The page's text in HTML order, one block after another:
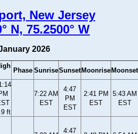
New Jersey
N, 75.2500° W
2026
Phase SunriseSunset Moonrise Moonset
ft
7:22 AM
EST
4:47
PM
EST
2:41 PM
EST
5:43 AM
EST
4:47